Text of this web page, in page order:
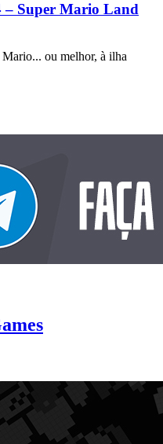
– Super Mario Land
Mario... ou melhor, à ilha